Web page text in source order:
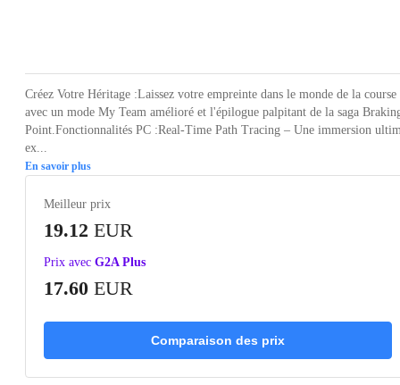
Créez Votre Héritage :Laissez votre empreinte dans le monde de la course
avec un mode My Team amélioré et l'épilogue palpitant de la saga
Point.Fonctionnalités PC :Real-Time Path Tracing – Une immersion
ex...
En savoir plus
Meilleur prix
19.12 EUR
Prix avec G2A Plus
17.60 EUR
Comparaison des prix